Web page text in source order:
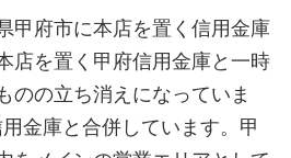
甲府市に本店を置く信用金庫
店を置く甲府信用金庫と一時
のの立ち消えになっていま
金庫と合併しています。甲